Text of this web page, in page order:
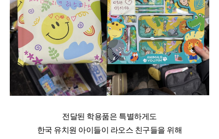
전달된 학용품은 특별하게도
한국 유치원 아이들이 라오스 친구들을 위해